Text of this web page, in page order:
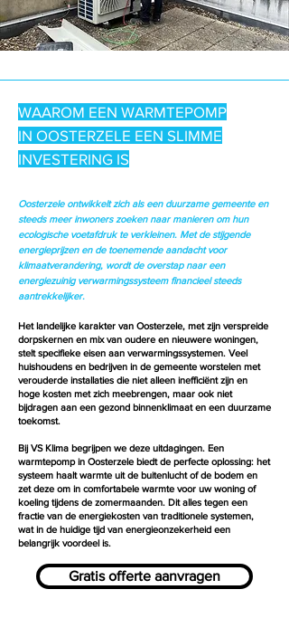
WAAROM EEN WARMTEPOMP
IN OOSTERZELE EEN SLIMME
INVESTERING IS
Oosterzele ontwikkelt zich als een duurzame gemeente en
steeds meer inwoners zoeken naar manieren om hun
ecologische voetafdruk te verkleinen. Met de stijgende
energieprijzen en de toenemende aandacht voor
klimaatverandering, wordt de overstap naar een
energiezuinig verwarmingssysteem financieel steeds
aantrekkelijker.
Het landelijke karakter van Oosterzele, met zijn verspreide
dorpskernen en mix van oudere en nieuwere woningen,
stelt specifieke eisen aan verwarmingssystemen. Veel
huishoudens en bedrijven in de gemeente worstelen met
verouderde installaties die niet alleen inefficiënt zijn en
hoge kosten met zich meebrengen, maar ook niet
bijdragen aan een gezond binnenklimaat en een duurzame
toekomst.
Bij VS Klima begrijpen we deze uitdagingen. Een
warmtepomp in Oosterzele biedt de perfecte oplossing: het
systeem haalt warmte uit de buitenlucht of de bodem en
zet deze om in comfortabele warmte voor uw woning of
koeling tijdens de zomermaanden. Dit alles tegen een
fractie van de energiekosten van traditionele systemen,
wat in de huidige tijd van energieonzekerheid een
belangrijk voordeel is.
Gratis offerte aanvragen